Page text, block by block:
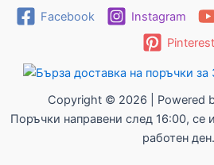
Facebook Instagram
Pinterest
Copyright © 2026 | Powered
Поръчки направени след 16:00, се
работен ден.